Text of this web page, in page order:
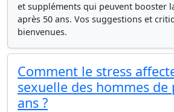
et suppléments qui peuvent booster
après 50 ans. Vos suggestions et
bienvenues.
Comment le stress
sexuelle des hommes de
ans ?